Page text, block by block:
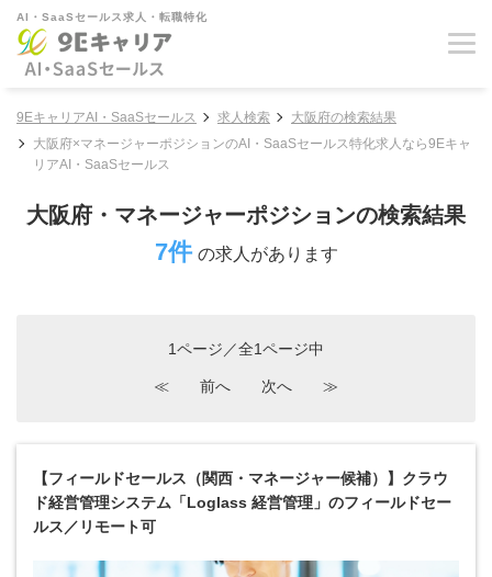
AI・SaaSセールス求人・転職特化
9EキャリアAI・SaaSセールス 求人検索
大阪府の検索結果
大阪府×マネージャーポジションのAI・SaaSセールス特化求人なら9Eキャ
リアAI・SaaSセールス
大阪府・マネージャーポジションの検索結果
7件 の求人があります
1ページ／全1ページ中
≪ 前へ 次へ ≫
【フィールドセールス（関西・マネージャー候補）】クラウ
ド経営管理システム「Loglass 経営管理」のフィールドセー
ルス／リモート可